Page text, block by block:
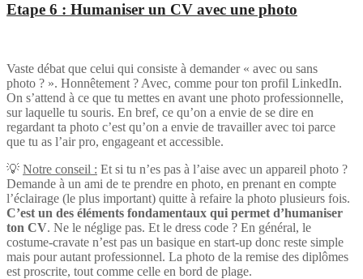
Etape 6 : Humaniser un CV avec une photo
Vaste débat que celui qui consiste à demander « avec ou sans
photo ? ». Honnêtement ? Avec, comme pour ton profil LinkedIn.
On s’attend à ce que tu mettes en avant une photo professionnelle,
sur laquelle tu souris. En bref, ce qu’on a envie de se dire en
regardant ta photo c’est qu’on a envie de travailler avec toi parce
que tu as l’air pro, engageant et accessible.
💡 Notre conseil : Et si tu n’es pas à l’aise avec un appareil photo ?
Demande à un ami de te prendre en photo, en prenant en compte
l’éclairage (le plus important) quitte à refaire la photo plusieurs fois.
C’est un des éléments fondamentaux qui permet d’humaniser
ton CV. Ne le néglige pas. Et le dress code ? En général, le
costume-cravate n’est pas un basique en start-up donc reste simple
mais pour autant professionnel. La photo de la remise des diplômes
est proscrite, tout comme celle en bord de plage.